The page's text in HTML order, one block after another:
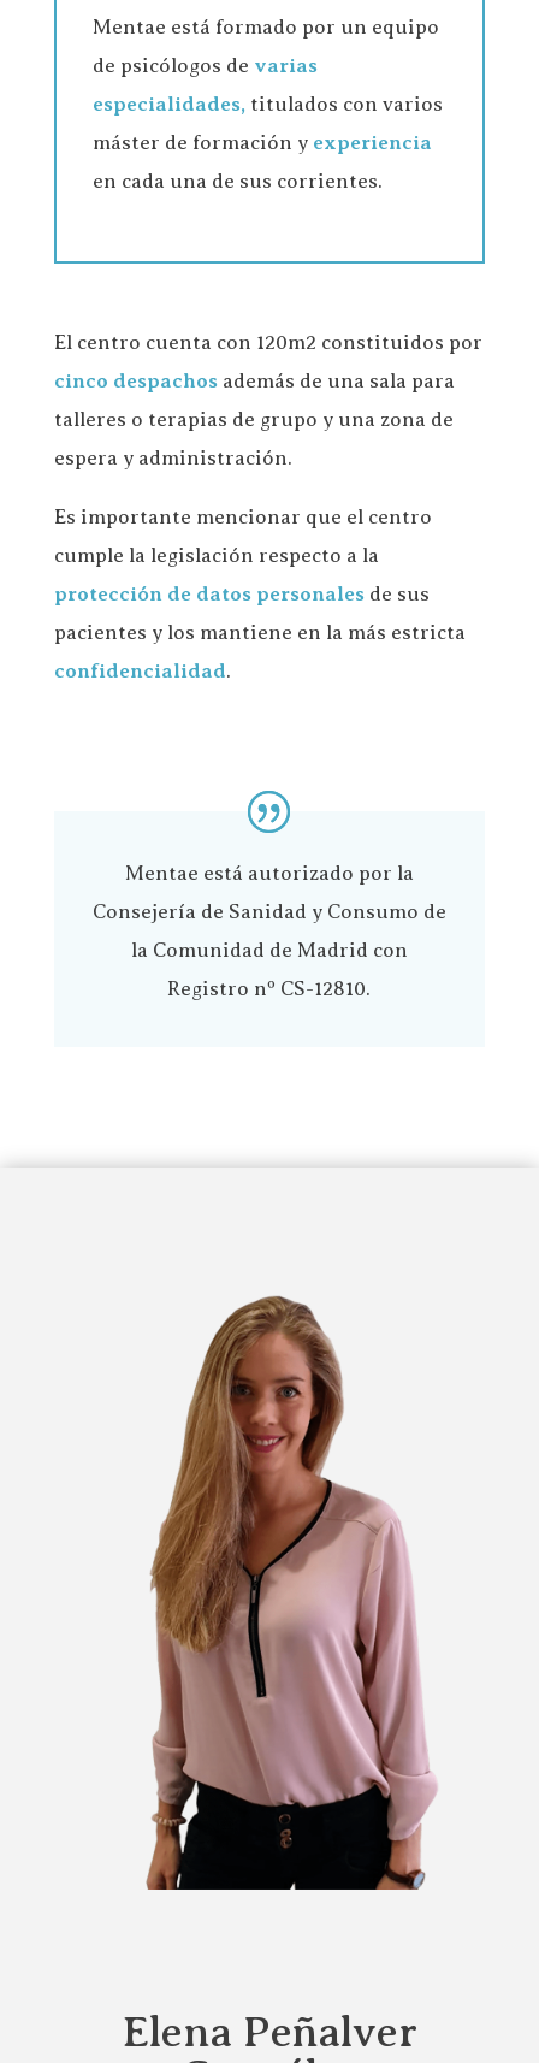
Mentae está formado por un equipo
de psicólogos de varias
especialidades,titulados con varios
máster de formación y experiencia
en cada una de sus corrientes.
El centro cuenta con 120m2 constituidos por
cinco despachosademás de una sala para
talleres o terapias de grupo y una zona de
espera y administración.
Es importante mencionar que el centro
cumple la legislación respecto a la
protección de datos personalesde sus
pacientes y los mantiene en la más estricta
confidencialidad.
Mentae está autorizado por la
Consejería de Sanidad y Consumo de
la Comunidad de Madrid con
Registro nº CS-12810.
Elena Peñalver